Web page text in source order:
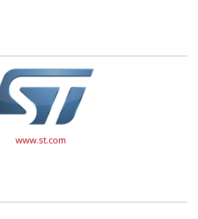
www.st.com